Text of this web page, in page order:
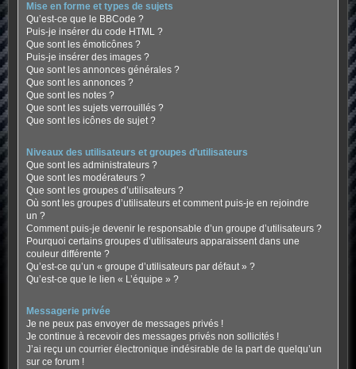
Mise en forme et types de sujets
Qu’est-ce que le BBCode ?
Puis-je insérer du code HTML ?
Que sont les émoticônes ?
Puis-je insérer des images ?
Que sont les annonces générales ?
Que sont les annonces ?
Que sont les notes ?
Que sont les sujets verrouillés ?
Que sont les icônes de sujet ?
Niveaux des utilisateurs et groupes d’utilisateurs
Que sont les administrateurs ?
Que sont les modérateurs ?
Que sont les groupes d’utilisateurs ?
Où sont les groupes d’utilisateurs et comment puis-je en rejoindre
un ?
Comment puis-je devenir le responsable d’un groupe d’utilisateurs ?
Pourquoi certains groupes d’utilisateurs apparaissent dans une
couleur différente ?
Qu’est-ce qu’un « groupe d’utilisateurs par défaut » ?
Qu’est-ce que le lien « L’équipe » ?
Messagerie privée
Je ne peux pas envoyer de messages privés !
Je continue à recevoir des messages privés non sollicités !
J’ai reçu un courrier électronique indésirable de la part de quelqu’un
sur ce forum !